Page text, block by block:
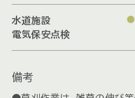
水道施設
電気保安点検
備考